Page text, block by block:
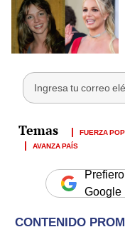
FUERZA
AVANZA PAÍS
Google